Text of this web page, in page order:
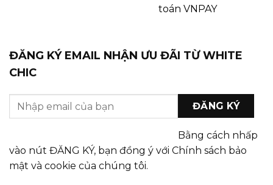
toán VNPAY
ĐĂNG KÝ EMAIL NHẬN ƯU ĐÃI TỪ WHITE
CHIC
Bằng cách nhấp
vào nút ĐĂNG KÝ, bạn đồng ý với Chính sách bảo
mật và cookie của chúng tôi.